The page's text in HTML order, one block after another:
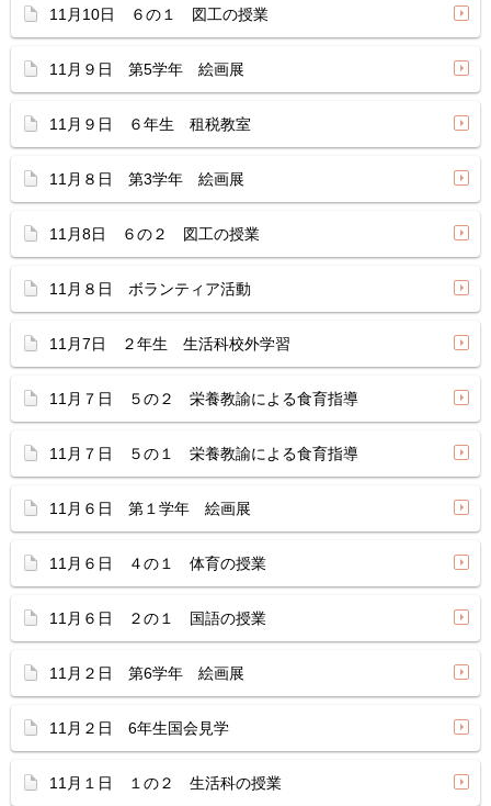
11月10日 ６の１ 図工の授業
11月９日 第5学年 絵画展
11月９日 ６年生 租税教室
11月８日 第3学年 絵画展
11月8日 ６の２ 図工の授業
11月８日 ボランティア活動
11月7日 ２年生 生活科校外学習
11月７日 ５の２ 栄養教諭による食育指導
11月７日 ５の１ 栄養教諭による食育指導
11月６日 第１学年 絵画展
11月６日 ４の１ 体育の授業
11月６日 ２の１ 国語の授業
11月２日 第6学年 絵画展
11月２日 6年生国会見学
11月１日 １の２ 生活科の授業